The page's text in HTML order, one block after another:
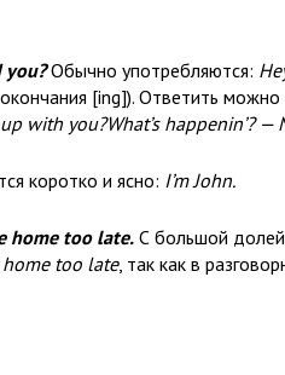
you?Обычно употребляются:
[ing]). Ответить можно
with you?What’s happenin’? —
коротко и ясно: I’m John.
home too late. С большой
too late, так как в